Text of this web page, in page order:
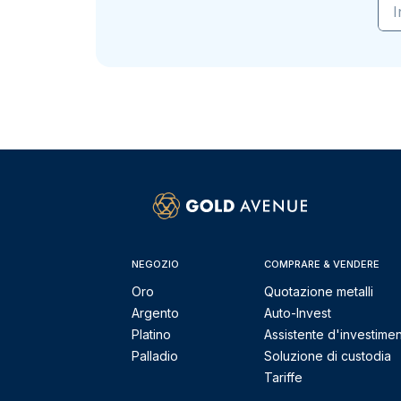
NEGOZIO
Oro
Argento
Platino
Palladio
COMPRARE & VENDERE
Quotazione metalli
Auto-Invest
Assistente
Soluzione di custodia
Tariffe